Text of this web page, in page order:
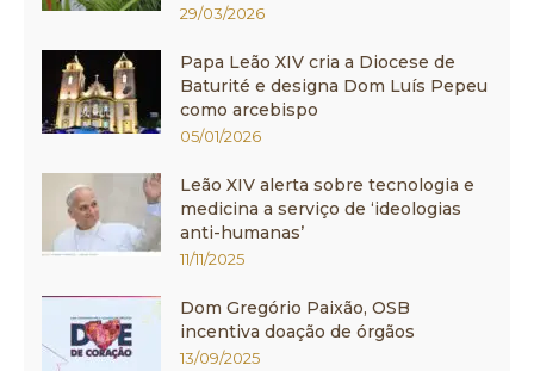
29/03/2026
Papa Leão XIV cria a Diocese de
Baturité e designa Dom Luís Pepeu
como arcebispo
05/01/2026
Leão XIV alerta sobre tecnologia e
medicina a serviço de ‘ideologias
anti-humanas’
11/11/2025
Dom Gregório Paixão, OSB
incentiva doação de órgãos
13/09/2025